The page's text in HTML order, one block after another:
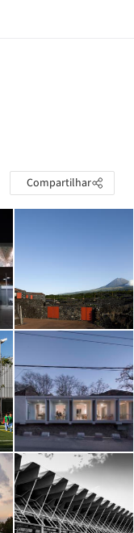
Compartilhar